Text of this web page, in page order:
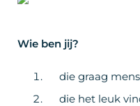
Wie ben jij?
die graag
die het leuk